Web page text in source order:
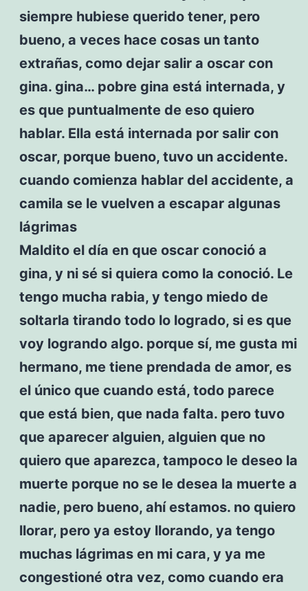
siempre hubiese querido tener, pero
bueno, a veces hace cosas un tanto
extrañas, como dejar salir a oscar con
gina. gina… pobre gina está internada, y
es que puntualmente de eso quiero
hablar. Ella está internada por salir con
oscar, porque bueno, tuvo un accidente.
cuando comienza hablar del accidente, a
camila se le vuelven a escapar algunas
lágrimas
Maldito el día en que oscar conoció a
gina, y ni sé si quiera como la conoció. Le
tengo mucha rabia, y tengo miedo de
soltarla tirando todo lo logrado, si es que
voy logrando algo. porque sí, me gusta mi
hermano, me tiene prendada de amor, es
el único que cuando está, todo parece
que está bien, que nada falta. pero tuvo
que aparecer alguien, alguien que no
quiero que aparezca, tampoco le deseo la
muerte porque no se le desea la muerte a
nadie, pero bueno, ahí estamos. no quiero
llorar, pero ya estoy llorando, ya tengo
muchas lágrimas en mi cara, y ya me
congestioné otra vez, como cuando era